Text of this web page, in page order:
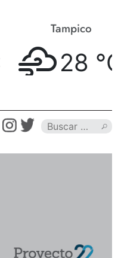
Tampico
28 ° C
calcinado